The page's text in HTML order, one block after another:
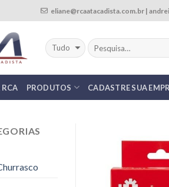
eliane@rcaatacadista.com.br |
RCA PRODUTOS CADASTRE SUA